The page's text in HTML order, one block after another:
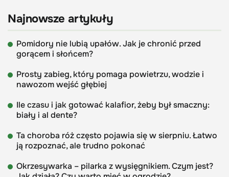
Najnowsze artykuły
Pomidory nie lubią upałów. Jak je chronić przed
gorącem i słońcem?
Prosty zabieg, który pomaga powietrzu, wodzie i
nawozom wejść głębiej
Ile czasu i jak gotować kalafior, żeby był smaczny:
biały i al dente?
Ta choroba róż często pojawia się w sierpniu. Łatwo
ją rozpoznać, ale trudno pokonać
Okrzesywarka – pilarka z wysięgnikiem. Czym jest?